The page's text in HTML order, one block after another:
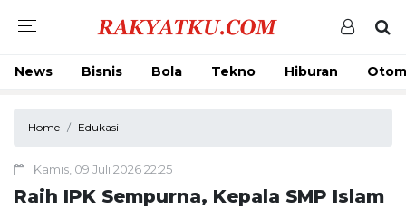
News Bisnis Bola Tekno Hiburan
Home Edukasi
Kamis, 09 Juli 2026 22:25
Raih IPK Sempurna, Kepala SMP Islam